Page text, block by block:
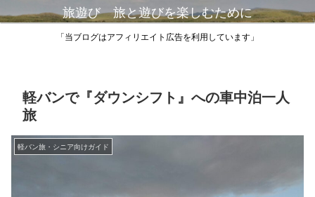
旅遊び 旅と遊びを楽しむために
「当ブログはアフィリエイト広告を利用しています」
軽バンで『ダウンシフト』への車中泊一人
旅
軽バン旅・シニア向けガイド